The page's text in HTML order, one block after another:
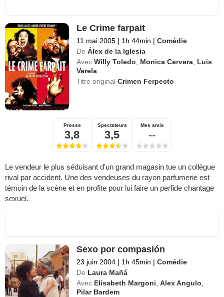
Le Crime farpait
11 mai 2005 | 1h 44min | Comédie
De Álex de la Iglesia
Avec Willy Toledo, Monica Cervera, Luis
Varela
Titre originalCrimen Ferpecto
Presse
3,8
Spectateurs
3,5
Mes amis
--
Le vendeur le plus séduisant d'un grand magasin tue un collègue
rival par accident. Une des vendeuses du rayon parfumerie est
témoin de la scène et en profite pour lui faire un perfide chantage
sexuel.
Sexo por compasión
23 juin 2004 | 1h 45min | Comédie
De Laura Mañá
Avec Elisabeth Margoni,Alex Angulo,
Pilar Bardem